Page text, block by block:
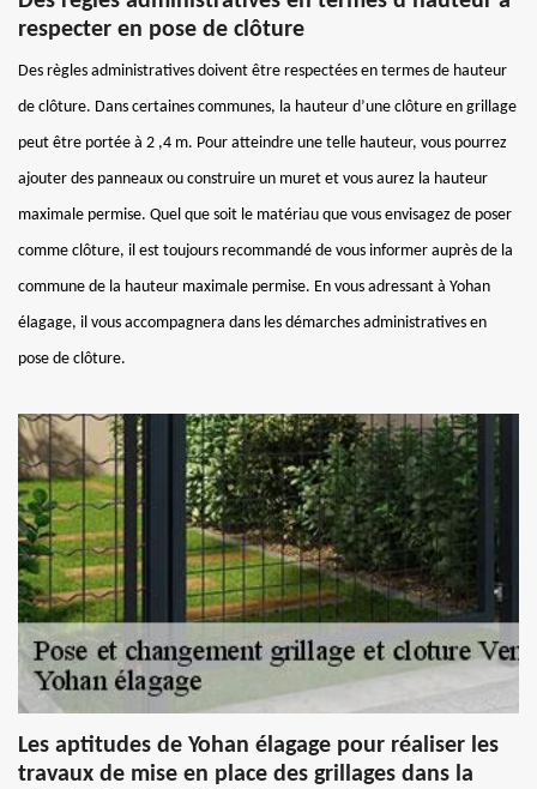
respecter en pose de clôture
Des règles administratives doivent être respectées en termes de hauteur
de clôture. Dans certaines communes, la hauteur d’une clôture en grillage
peut être portée à 2 ,4 m. Pour atteindre une telle hauteur, vous pourrez
ajouter des panneaux ou construire un muret et vous aurez la hauteur
maximale permise. Quel que soit le matériau que vous envisagez de poser
comme clôture, il est toujours recommandé de vous informer auprès de la
commune de la hauteur maximale permise. En vous adressant à Yohan
élagage, il vous accompagnera dans les démarches administratives en
pose de clôture.
Les aptitudes de Yohan élagage pour réaliser les
travaux de mise en place des grillages dans la